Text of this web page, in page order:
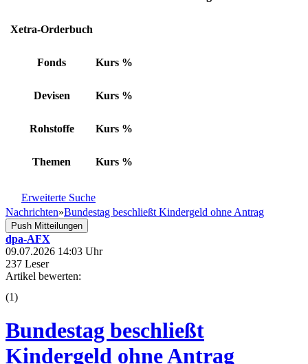
Xetra-Orderbuch
Fonds Kurs %
Devisen Kurs %
Rohstoffe Kurs %
Themen Kurs %
Erweiterte Suche
Nachrichten»Bundestag beschließt Kindergeld ohne Antrag
Push Mitteilungen
dpa-AFX
09.07.2026 14:03 Uhr
237 Leser
Artikel bewerten:
(1)
Bundestag beschließt
Kindergeld ohne Antrag